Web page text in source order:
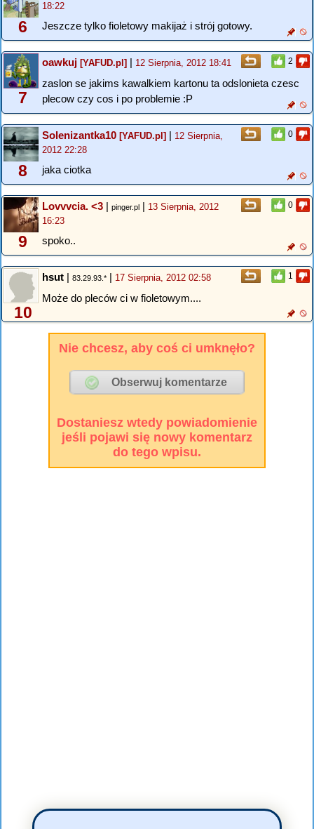
6
18:22
Jeszcze tylko fioletowy makijaż i strój gotowy.
2
7
oawkuj [YAFUD.pl] | 12 Sierpnia, 2012 18:41
zaslon se jakims kawalkiem kartonu ta odslonieta czesc
plecow czy cos i po problemie :P
0
8
Solenizantka10 [YAFUD.pl] | 12 Sierpnia,
2012 22:28
jaka ciotka
0
9
Lovvvcia. <3 | pinger.pl | 13 Sierpnia, 2012
16:23
spoko..
1
10
hsut | 83.29.93.* | 17 Sierpnia, 2012 02:58
Może do pleców ci w fioletowym....
Nie chcesz, aby coś ci umknęło?
Dostaniesz wtedy powiadomienie
jeśli pojawi się nowy komentarz
do tego wpisu.